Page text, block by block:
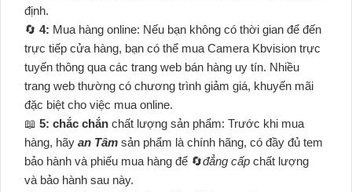
định.
🔄 4: Mua hàng online: Nếu bạn không có thời gian để đến
trực tiếp cửa hàng, bạn có thể mua Camera Kbvision trực
tuyến thông qua các trang web bán hàng uy tín. Nhiều
trang web thường có chương trình giảm giá, khuyến mãi
đặc biệt cho việc mua online.
📖 5: chắc chắn chất lượng sản phẩm: Trước khi mua
hàng, hãy an Tâm sản phẩm là chính hãng, có đầy đủ tem
bảo hành và phiếu mua hàng để 🔄đẳng cấp chất lượng
và bảo hành sau này.